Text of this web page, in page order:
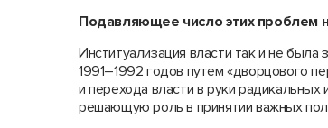
Подавляющее число этих проблем
Институализация власти так и не
1991–1992 годов путем «дворцового
и перехода власти в руки
решающую роль в принятии важных